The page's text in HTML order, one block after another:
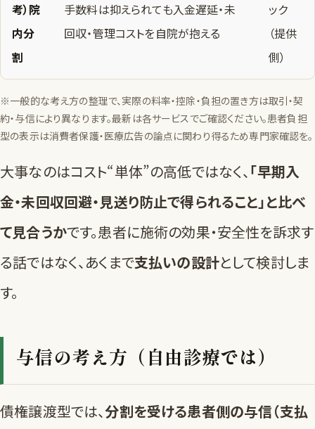
考）院
内分
割
手数料は抑えられても入金遅延・未
回収・管理コストを自院が抱える
ック
（提供
側）
※一般的な考え方の整理で、実際の料率・控除・負担の置き方は取引・契
約・与信により異なります。最新は各サービスでご確認ください。患者負担
型の表示は消費者保護・医療広告の論点に関わり得るため専門家確認を。
大事なのはコスト“単体”の高低ではなく、「早期入
金・未回収回避・見送り防止で得られること」と比べ
て見合うかです。患者に施術の効果・安全性を訴求す
る話ではなく、あくまで支払いの設計として検討しま
す。
与信の考え方（自由診療では）
債権譲渡型では、分割を受ける患者側の与信（支払